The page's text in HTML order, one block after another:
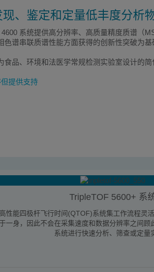
现、鉴定和定量低丰度分析
4600 系统提供高分辨率、高质量精度质谱（
色谱串联质谱性能方面获得的创新性突破为
食品、环境和法医学常规检测实验室设计的
提供支持
TripleTOF 5600+ 系
性能四极杆飞行时间(QTOF)系统集工作流程灵
一身，因此不会在采集速度和数据分辨率之间顾
系统进行快速分析、筛查或定量